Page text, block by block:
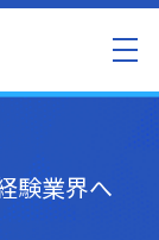
験業界へ